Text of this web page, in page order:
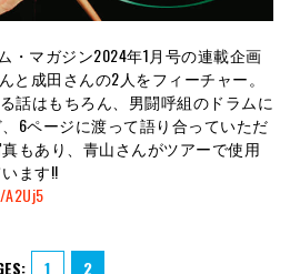
・マガジン2024年1月号の連載企画
と成田さんの2人をフィーチャー。
る話はもちろん、男闘呼組のドラムに
6ページに渡って語り合っていただ
もあり、青山さんがツアーで使用
ます!!
1 2